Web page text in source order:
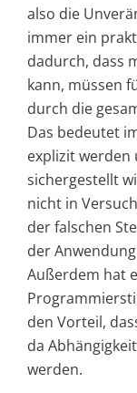
also die
immer ein
dadurch, dass
kann, müssen
durch die
Das bedeutet
explizit werden
sichergestellt
nicht in
der falschen
der
Außerdem hat
den Vorteil,
da
werden.